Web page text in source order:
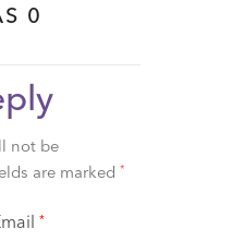
0
not be
are marked *
*